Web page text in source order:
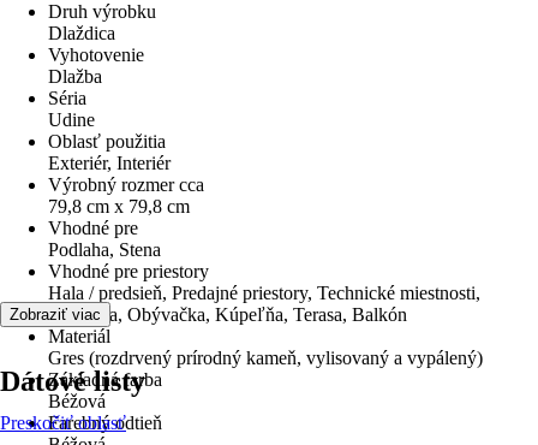
Druh výrobku
Dlaždica
Vyhotovenie
Dlažba
Séria
Udine
Oblasť použitia
Exteriér, Interiér
Výrobný rozmer cca
79,8 cm x 79,8 cm
Vhodné pre
Podlaha, Stena
Vhodné pre priestory
Hala / predsieň, Predajné priestory, Technické miestnosti,
Kuchyňa, Obývačka, Kúpeľňa, Terasa, Balkón
Materiál
Gres (rozdrvený prírodný kameň, vylisovaný a vypálený)
Základná farba
Béžová
Farebný odtieň
Zobraziť viac
Dátové listy
Preskočiť oblasť